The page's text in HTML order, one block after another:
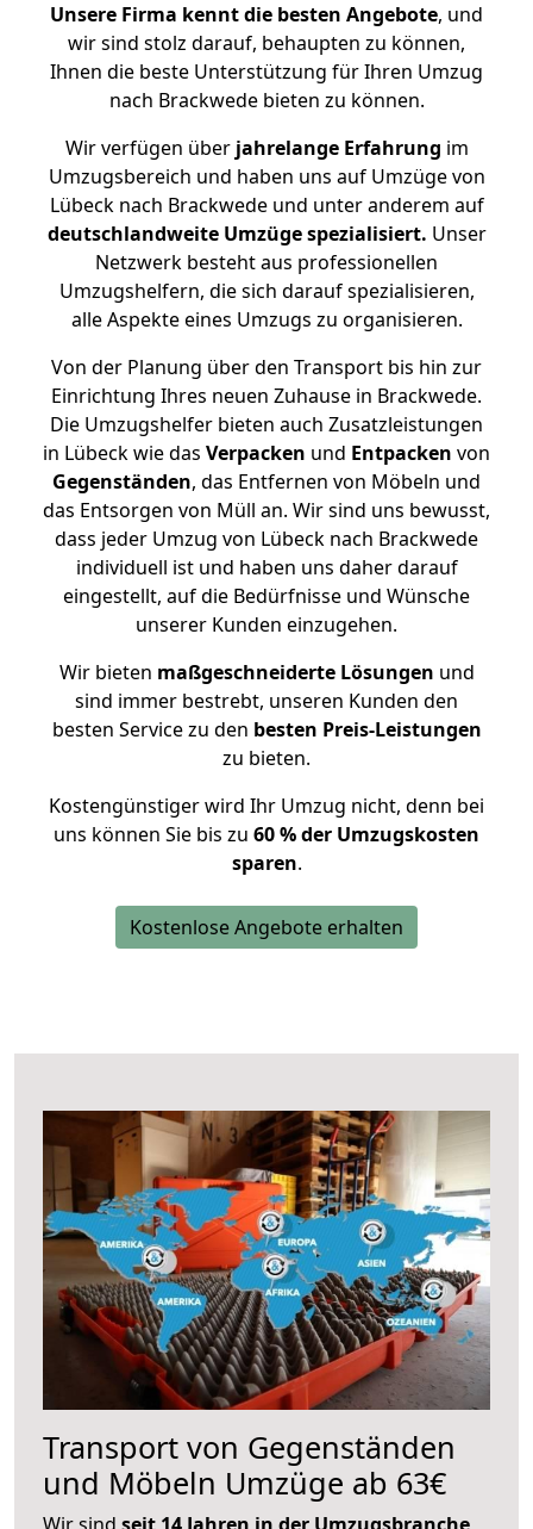
Unsere Firma kennt die besten Angebote, und
wir sind stolz darauf, behaupten zu können,
Ihnen die beste Unterstützung für Ihren Umzug
nach Brackwede bieten zu können.
Wir verfügen überjahrelange Erfahrung im
Umzugsbereich und haben uns auf Umzüge von
Lübeck nach Brackwede und unter anderem auf
deutschlandweite Umzüge spezialisiert. Unser
Netzwerk besteht aus professionellen
Umzugshelfern, die sich darauf spezialisieren,
alle Aspekte eines Umzugs zu organisieren.
Von der Planung über den Transport bis hin zur
Einrichtung Ihres neuen Zuhause in Brackwede.
Die Umzugshelfer bieten auch Zusatzleistungen
in Lübeck wie das Verpacken und Entpacken von
Gegenständen, das Entfernen von Möbeln und
das Entsorgen von Müll an. Wir sind uns bewusst,
dass jeder Umzug von Lübeck nach Brackwede
individuell ist und haben uns daher darauf
eingestellt, auf die Bedürfnisse und Wünsche
unserer Kunden einzugehen.
Wir bieten maßgeschneiderte Lösungen und
sind immer bestrebt, unseren Kunden den
besten Service zu den besten Preis-Leistungen
zu bieten.
Kostengünstiger wird Ihr Umzug nicht, denn bei
uns können Sie bis zu 60 % der Umzugskosten
sparen.
Kostenlose Angebote erhalten
Transport von Gegenständen
und Möbeln Umzüge ab 63€